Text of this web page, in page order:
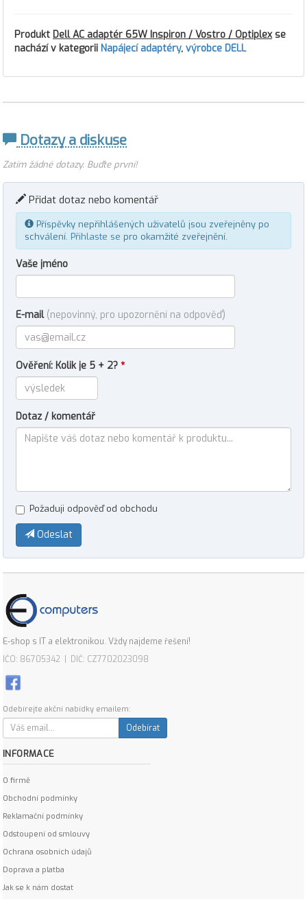
Produkt Dell AC adaptér 65W Inspiron / Vostro / Optiplexse
nachází v kategorii Napájecí adaptéry, výrobce DELL
Dotazy a diskuse
Zatím žádné dotazy. Buďte první!
Přidat dotaz nebo komentář
Příspěvky nepřihlášených uživatelů jsou zveřejněny po
schválení. Přihlaste se pro okamžité zveřejnění.
Vaše jméno
E-mail (nepovinný, pro upozornění na odpověď)
Ověření: Kolik je 5 + 2? *
Dotaz / komentář
Požaduji odpověď od obchodu
Odeslat
E-shop s IT a elektronikou. Vždy najdeme řešení!
IČO: 86705342 | DIČ: CZ7702023098
Odebírejte akční nabídky emailem:
Odebírat
INFORMACE
O firmě
Obchodní podmínky
Reklamační podmínky
Odstoupení od smlouvy
Ochrana osobních údajů
Doprava a platba
Jak se k nám dostat